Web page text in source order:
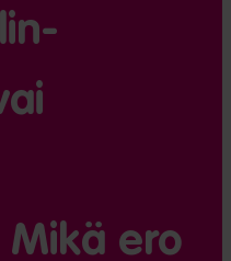
Mikä ero